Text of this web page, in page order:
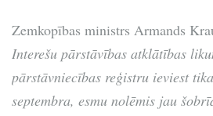
Zemkopības ministrs Armands
Interešu pārstāvības atklātības
pārstāvniecības reģistru ieviest
septembra, esmu nolēmis jau